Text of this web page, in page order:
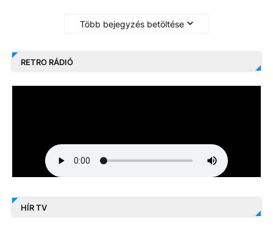
Több bejegyzés betöltése
RETRO RÁDIÓ
HÍR TV